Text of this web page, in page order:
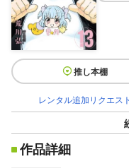
推し本棚
レンタル追加リクエスト
作品詳細